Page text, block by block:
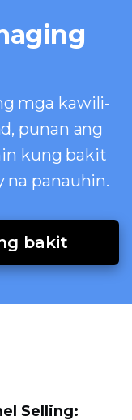
mga kawili-
punan ang
kung bakit
na panauhin.
bakit
Selling: